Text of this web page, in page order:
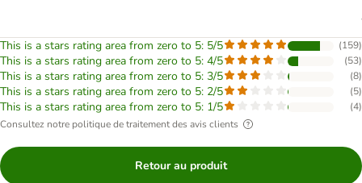
This is a stars rating area from zero to 5: 5/5 (159)
This is a stars rating area from zero to 5: 4/5 (53)
This is a stars rating area from zero to 5: 3/5 (8)
This is a stars rating area from zero to 5: 2/5 (5)
This is a stars rating area from zero to 5: 1/5 (4)
Consultez notre politique de traitement des avis clients
Retour au produit